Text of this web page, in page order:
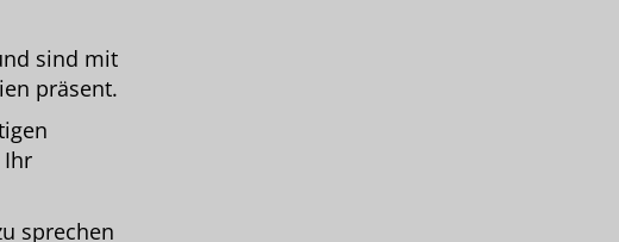
sind mit
präsent.
Ihr
sprechen